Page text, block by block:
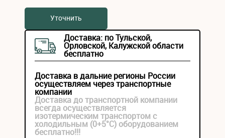
Уточнить
Доставка: по Тульской,
Орловской, Калужской области
бесплатно
Доставка в дальние регионы России
осуществляем через транспортные
компании
Доставка до транспортной компании
всегда осуществляется
изотермическим транспортом с
холодильным (0+5°С) оборудованием
бесплатно!!!